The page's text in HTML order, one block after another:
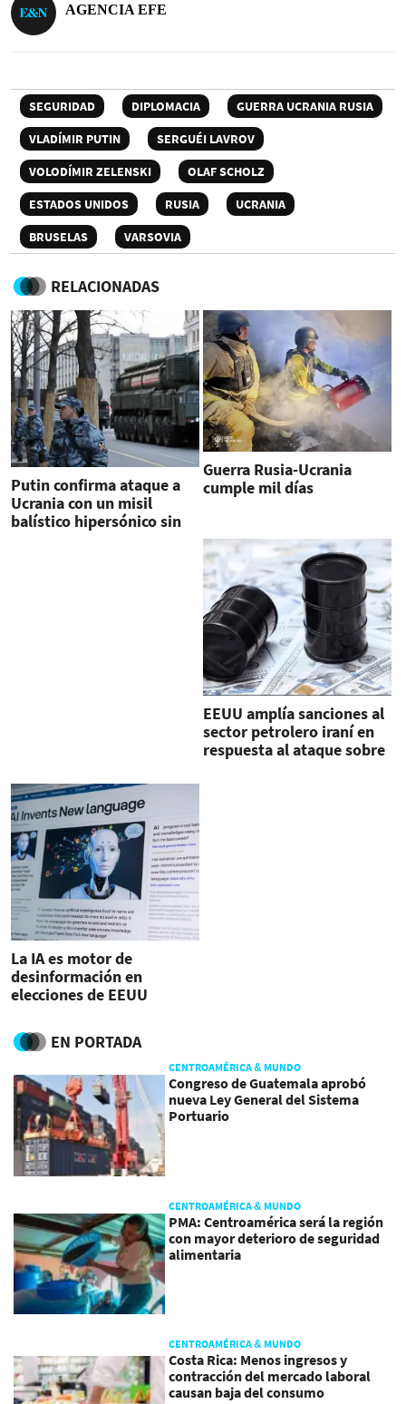
AGENCIA EFE
SEGURIDAD DIPLOMACIA
GUERRA UCRANIA RUSIA
VLADÍMIR PUTIN
SERGUÉI LAVROV
VOLODÍMIR ZELENSKI
OLAF SCHOLZ
ESTADOS UNIDOS
RUSIA
UCRANIA
BRUSELAS
VARSOVIA
RELACIONADAS
Putin confirma ataque a
Ucrania con un misil
balístico hipersónico sin
Guerra Rusia-Ucrania
cumple mil días
EEUU amplía sanciones al
sector petrolero iraní en
respuesta al ataque sobre
La IA es motor de
desinformación en
elecciones de EEUU
EN PORTADA
CENTROAMÉRICA & MUNDO
Congreso de Guatemala aprobó
nueva Ley General del Sistema
Portuario
CENTROAMÉRICA & MUNDO
PMA: Centroamérica será la región
con mayor deterioro de seguridad
alimentaria
CENTROAMÉRICA & MUNDO
Costa Rica: Menos ingresos y
contracción del mercado laboral
causan baja del consumo